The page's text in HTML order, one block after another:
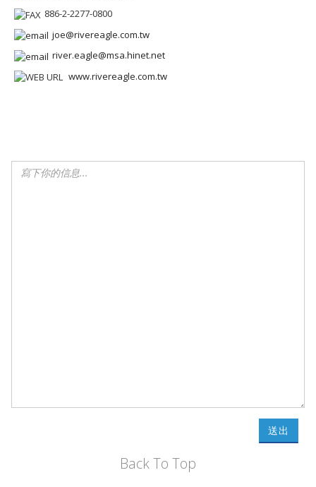
886-2-2277-0800
joe@rivereagle.com.tw
river.eagle@msa.hinet.net
www.rivereagle.com.tw
送出
Back To Top